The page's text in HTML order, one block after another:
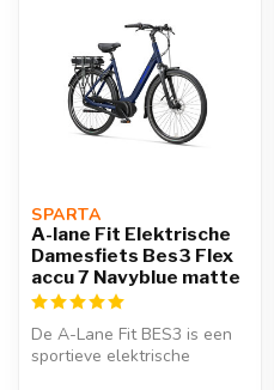
SPARTA
A-lane Fit Elektrische
Damesfiets Bes3 Flex
accu 7 Navyblue matte
De A-Lane Fit BES3 is een
sportieve elektrische